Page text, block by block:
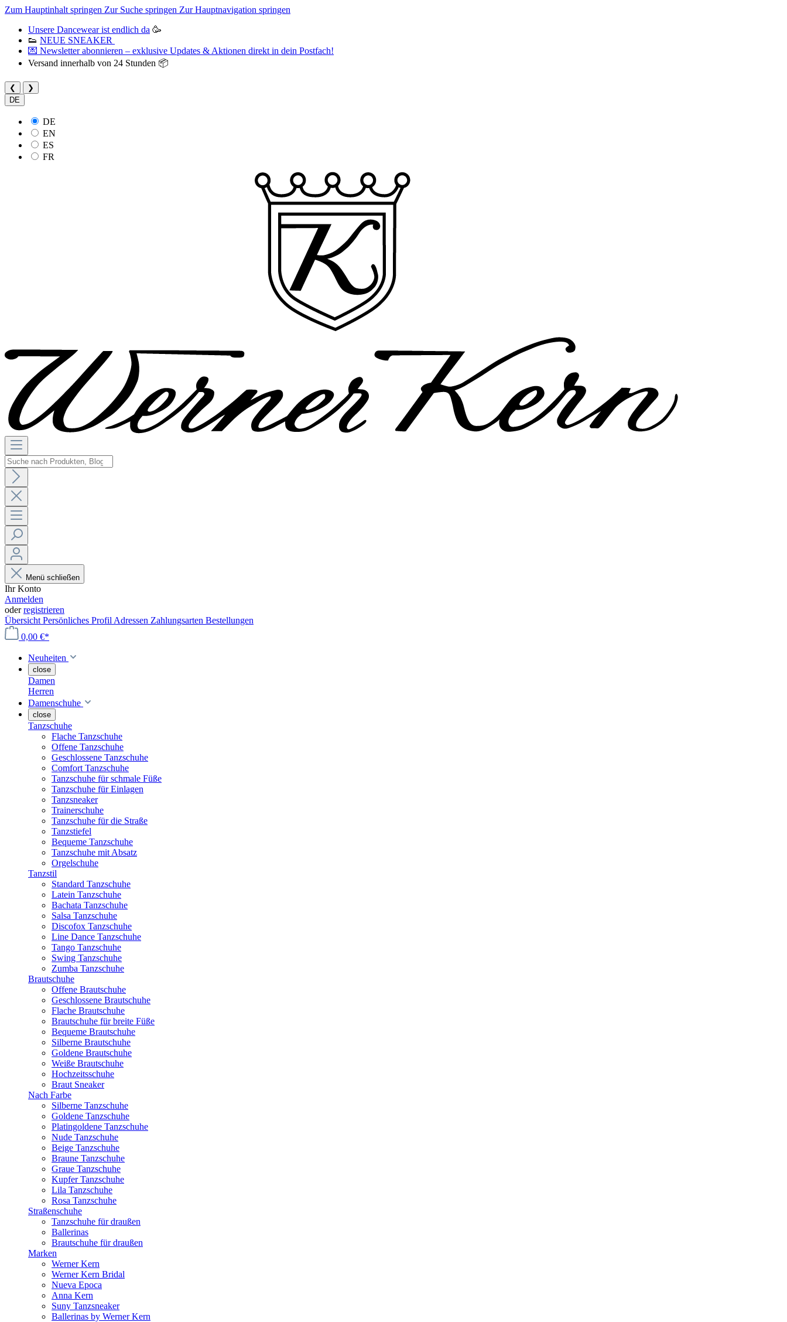
Zum Hauptinhalt springen Zur Suche springen Zur Hauptnavigation springen
Unsere Dancewear ist endlich da 🥳
👟 NEUE SNEAKER
💌 Newsletter abonnieren – exklusive Updates & Aktionen direkt in dein Postfach!
Versand innerhalb von 24 Stunden 📦
❮
❯
DE
DE
EN
ES
FR
Menü schließen
Ihr Konto
Anmelden
oderregistrieren
Übersicht Persönliches Profil Adressen Zahlungsarten Bestellungen
0,00 €*
Neuheiten
close
Damen
Herren
Damenschuhe
close
Tanzschuhe
Flache Tanzschuhe
Offene Tanzschuhe
Geschlossene Tanzschuhe
Comfort Tanzschuhe
Tanzschuhe für schmale Füße
Tanzschuhe für Einlagen
Tanzsneaker
Trainerschuhe
Tanzschuhe für die Straße
Tanzstiefel
Bequeme Tanzschuhe
Tanzschuhe mit Absatz
Orgelschuhe
Tanzstil
Standard Tanzschuhe
Latein Tanzschuhe
Bachata Tanzschuhe
Salsa Tanzschuhe
Discofox Tanzschuhe
Line Dance Tanzschuhe
Tango Tanzschuhe
Swing Tanzschuhe
Zumba Tanzschuhe
Brautschuhe
Offene Brautschuhe
Geschlossene Brautschuhe
Flache Brautschuhe
Brautschuhe für breite Füße
Bequeme Brautschuhe
Silberne Brautschuhe
Goldene Brautschuhe
Weiße Brautschuhe
Hochzeitsschuhe
Braut Sneaker
Nach Farbe
Silberne Tanzschuhe
Goldene Tanzschuhe
Platingoldene Tanzschuhe
Nude Tanzschuhe
Beige Tanzschuhe
Braune Tanzschuhe
Graue Tanzschuhe
Kupfer Tanzschuhe
Lila Tanzschuhe
Rosa Tanzschuhe
Straßenschuhe
Tanzschuhe für draußen
Ballerinas
Brautschuhe für draußen
Marken
Werner Kern
Werner Kern Bridal
Nueva Epoca
Anna Kern
Suny Tanzsneaker
Ballerinas by Werner Kern